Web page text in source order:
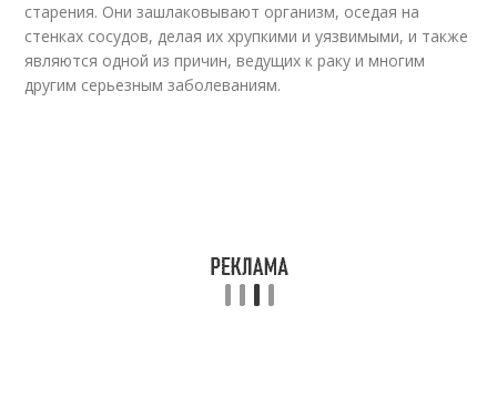
старения. Они зашлаковывают организм, оседая на
стенках сосудов, делая их хрупкими и уязвимыми, и также
являются одной из причин, ведущих к раку и многим
другим серьезным заболеваниям.